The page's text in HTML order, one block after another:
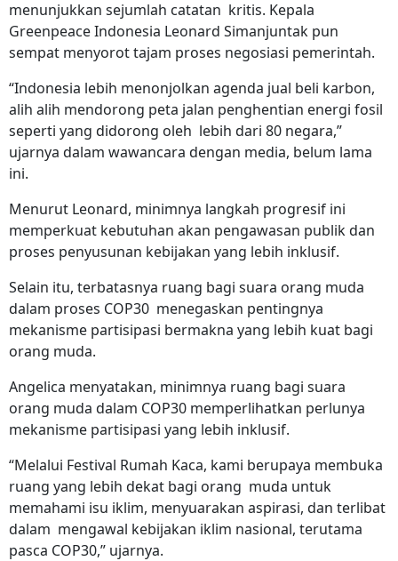
menunjukkan sejumlah catatan kritis. Kepala
Greenpeace Indonesia Leonard Simanjuntak pun
sempat menyorot tajam proses negosiasi pemerintah.
“Indonesia lebih menonjolkan agenda jual beli karbon,
alih alih mendorong peta jalan penghentian energi fosil
seperti yang didorong oleh lebih dari 80 negara,”
ujarnya dalam wawancara dengan media, belum lama
ini.
Menurut Leonard, minimnya langkah progresif ini
memperkuat kebutuhan akan pengawasan publik dan
proses penyusunan kebijakan yang lebih inklusif.
Selain itu, terbatasnya ruang bagi suara orang muda
dalam proses COP30 menegaskan pentingnya
mekanisme partisipasi bermakna yang lebih kuat bagi
orang muda.
Angelica menyatakan, minimnya ruang bagi suara
orang muda dalam COP30 memperlihatkan perlunya
mekanisme partisipasi yang lebih inklusif.
“Melalui Festival Rumah Kaca, kami berupaya membuka
ruang yang lebih dekat bagi orang muda untuk
memahami isu iklim, menyuarakan aspirasi, dan terlibat
dalam mengawal kebijakan iklim nasional, terutama
pasca COP30,” ujarnya.